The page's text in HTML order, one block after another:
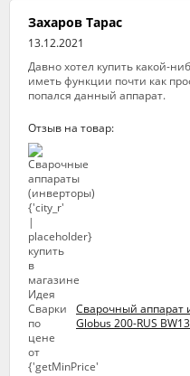
Захаров Тарас
13.12.2021
Давно хотел купить какой-
иметь функции почти как
попался данный аппарат.
Отзыв на товар:
Сварочный аппарат
Globus 200-RUS